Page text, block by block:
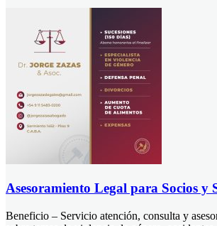
Asesoramiento Legal para Socios y
Beneficio – Servicio atención, consulta y